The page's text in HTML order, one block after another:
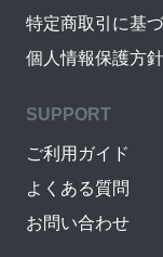
特定商取引に基
個人情報保護方針
SUPPORT
ご利用ガイド
よくある質問
お問い合わせ